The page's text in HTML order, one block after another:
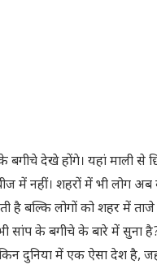
देखे होंगे। यहां माली से
में नहीं। शहरों में भी लोग अब
है बल्कि लोगों को शहर में
सांप के बगीचे के बारे में सुना
दुनिया में एक ऐसा देश है,